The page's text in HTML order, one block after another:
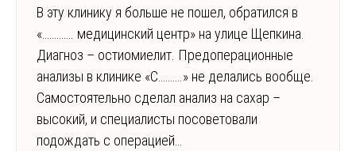
В эту клинику я больше не пошел, обратился в
«…………. медицинский центр» на улице Щепкина.
Диагноз – остиомиелит. Предоперационные
анализы в клинике «С……….» не делались вообще.
Самостоятельно сделал анализ на сахар –
высокий, и специалисты посоветовали
подождать с операцией…